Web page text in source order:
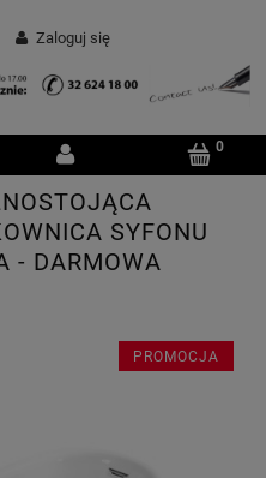
Zaloguj się
SYFONU
- DARMOWA
PROMOCJA